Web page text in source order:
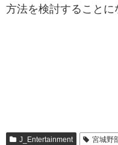
方法を検討することに
J_Entertainment 宮城野